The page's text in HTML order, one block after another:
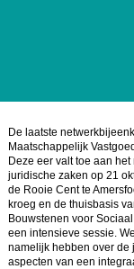
De laatste
Maatschappelijk
Deze eer valt toe aan het
juridische zaken op 21
de Rooie Cent te
kroeg en de thuisbasis
Bouwstenen voor
een intensieve sessie.
namelijk hebben over de
aspecten van een